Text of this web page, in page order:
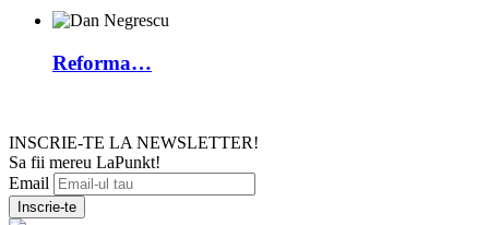
Reforma…
INSCRIE-TE LA NEWSLETTER!
Sa fii mereu LaPunkt!
Email